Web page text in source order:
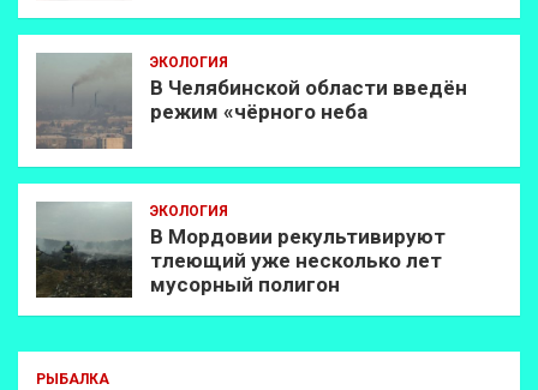
ЭКОЛОГИЯ
В Челябинской области введён
режим «чёрного неба
ЭКОЛОГИЯ
В Мордовии рекультивируют
тлеющий уже несколько лет
мусорный полигон
РЫБАЛКА